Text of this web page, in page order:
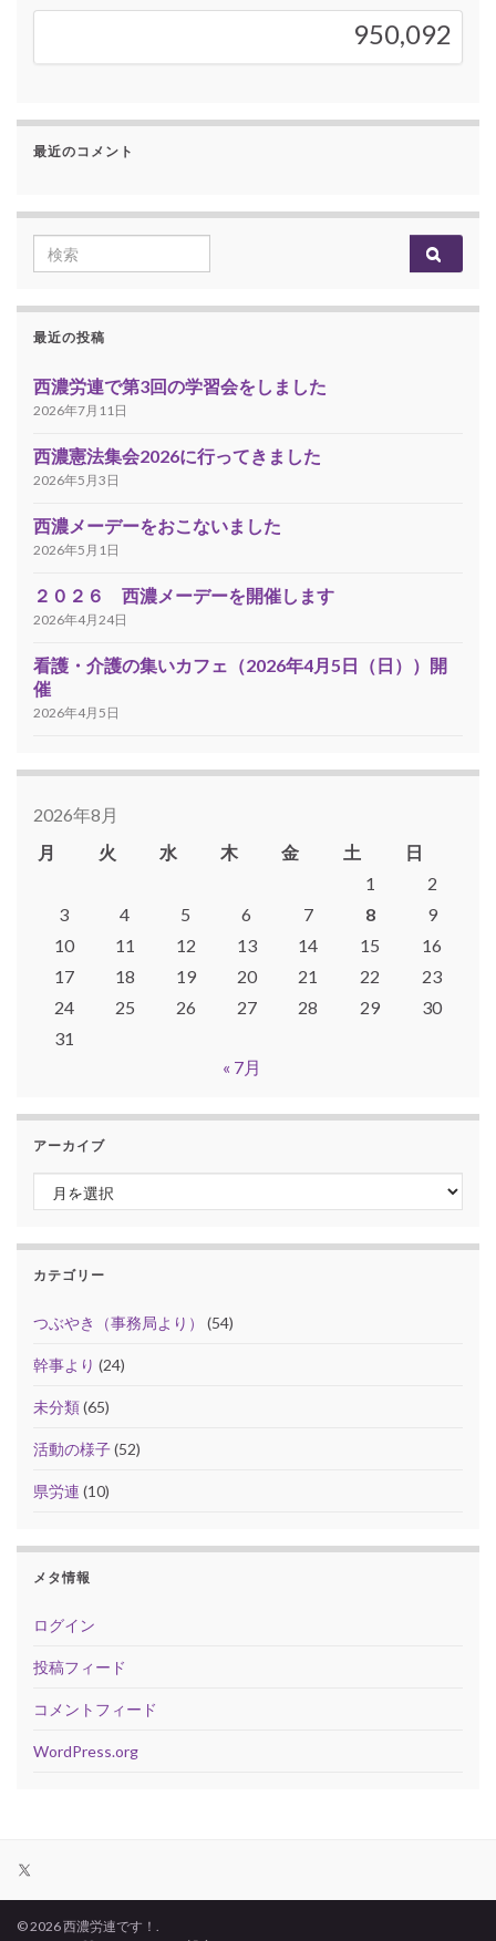
950,092
最近のコメント
Search for:
最近の投稿
西濃労連で第3回の学習会をしました
2026年7月11日
西濃憲法集会2026に行ってきました
2026年5月3日
西濃メーデーをおこないました
2026年5月1日
２０２６ 西濃メーデーを開催します
2026年4月24日
看護・介護の集いカフェ（2026年4月5日（日））開
催
2026年4月5日
2026年8月
月
火 水 木 金 土
日
1
2
3
4 5 6 7 8
9
10
11 12 13 14 15
16
17
18 19 20 21 22
23
24
25 26 27 28 29
30
31
« 7月
アーカイブ
アーカイブ
カテゴリー
つぶやき（事務局より） (54)
幹事より (24)
未分類(65)
活動の様子(52)
県労連 (10)
メタ情報
ログイン
投稿フィード
コメントフィード
WordPress.org
X
© 2026 西濃労連です！.